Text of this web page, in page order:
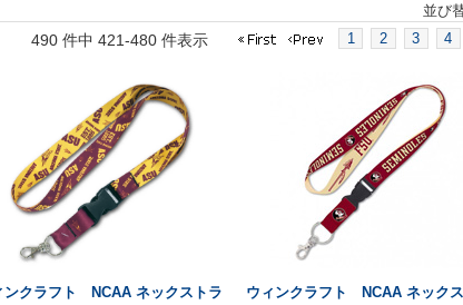
並び
490 件中 421-480 件表示 1 2 3 4
ンクラフト NCAA ネックストラ
ウィンクラフト NCAA ネック